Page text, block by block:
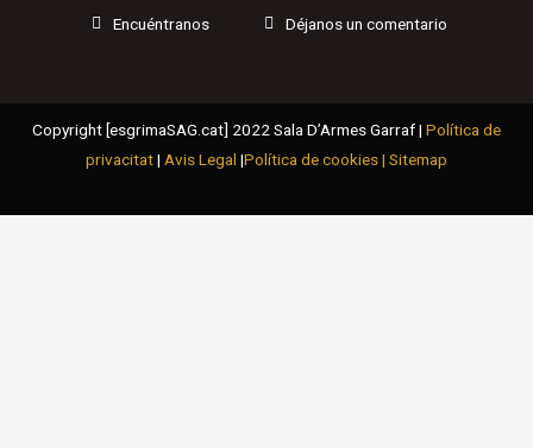
Encuéntranos Déjanos un comentario
Copyright [esgrimaSAG.cat] 2022 Sala D’Armes Garraf | Política de
privacitat| Avis Legal |Política de cookies | Sitemap